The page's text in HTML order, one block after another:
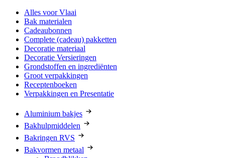
Alles voor Vlaai
Bak materialen
Cadeaubonnen
Complete (cadeau) pakketten
Decoratie materiaal
Decoratie Versieringen
Grondstoffen en ingrediënten
Groot verpakkingen
Receptenboeken
Verpakkingen en Presentatie
Aluminium bakjes
Bakhulpmiddelen
Bakringen RVS
Bakvormen metaal